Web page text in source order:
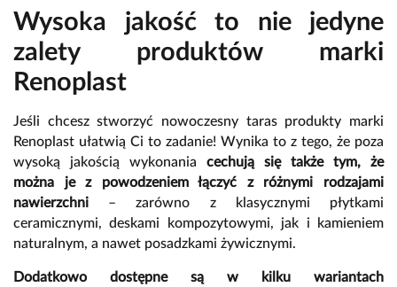
Wysoka jakość to nie jedyne
zalety produktów marki
Renoplast
Jeśli chcesz stworzyć nowoczesny taras produkty marki
Renoplast ułatwią Ci to zadanie! Wynika to z tego, że poza
wysoką jakością wykonania cechują się także tym, że
można je z powodzeniem łączyć z różnymi rodzajami
nawierzchni – zarówno z klasycznymi płytkami
ceramicznymi, deskami kompozytowymi, jak i kamieniem
naturalnym, a nawet posadzkami żywicznymi.
Dodatkowo dostępne są w kilku wariantach